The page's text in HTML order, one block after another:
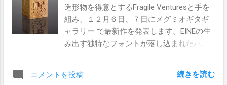
TWOONEの生み出す唯一無二の世界が存分
に堪能できるZine"Phycological Portrait
II"が、先日発売されたので、それらのほう
をチェックしていただきたい！
http://twooneelephant.com/BIO Facebook:
造形物を得意とするFragile Venturesと手を
組み、１２月６日、７日にメグミオギタギ
ャラリー で最新作を発表します。EINEの生
み出す独特なフォントが落し込まれたハン
うになるようですので、お楽しみに。 Ben
コメントを投稿 続きを読む